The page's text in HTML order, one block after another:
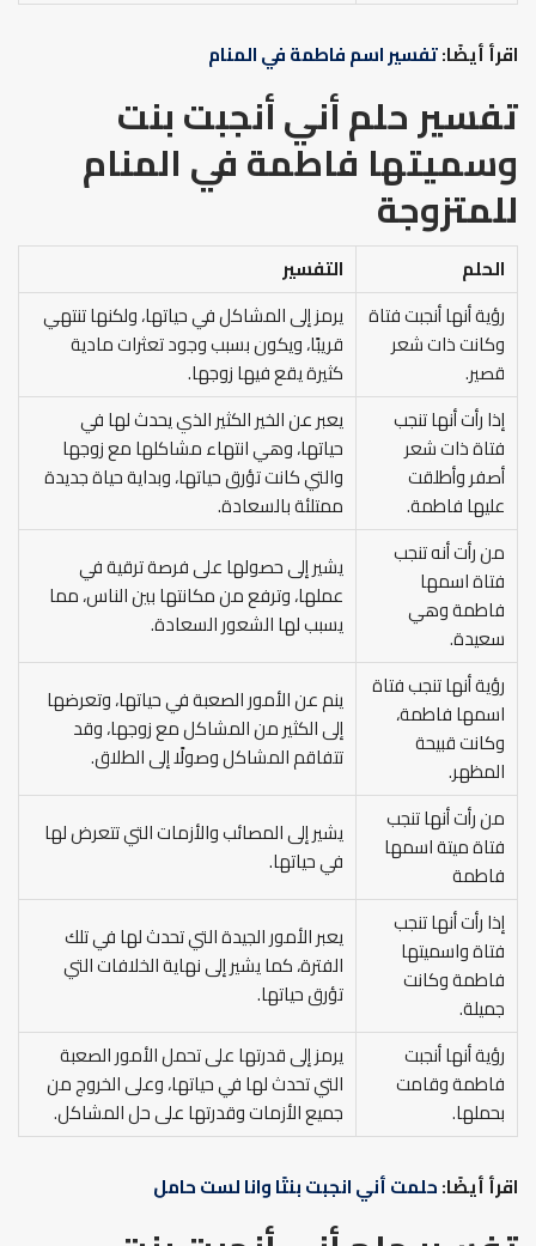
اقرأ أيضًا:تفسير اسم فاطمة في المنام
تفسير حلم أني أنجبت بنت
وسميتها فاطمة في المنام
للمتزوجة
الحلم
التفسير
رؤية أنها أنجبت فتاة
وكانت ذات شعر
قصير.
يرمز إلى المشاكل في حياتها، ولكنها تنتهي
قريبًا، ويكون بسبب وجود تعثرات مادية
كثيرة يقع فيها زوجها.
إذا رأت أنها تنجب
فتاة ذات شعر
أصفر وأطلقت
عليها فاطمة.
يعبر عن الخير الكثير الذي يحدث لها في
حياتها، وهي انتهاء مشاكلها مع زوجها
والتي كانت تؤرق حياتها، وبداية حياة جديدة
ممتلئة بالسعادة.
من رأت أنه تنجب
فتاة اسمها
فاطمة وهي
سعيدة.
يشير إلى حصولها على فرصة ترقية في
عملها، وترفع من مكانتها بين الناس، مما
يسبب لها الشعور السعادة.
رؤية أنها تنجب فتاة
اسمها فاطمة،
وكانت قبيحة
المظهر.
ينم عن الأمور الصعبة في حياتها، وتعرضها
إلى الكثير من المشاكل مع زوجها، وقد
تتفاقم المشاكل وصولًا إلى الطلاق.
من رأت أنها تنجب
فتاة ميتة اسمها
فاطمة
يشير إلى المصائب والأزمات التي تتعرض لها
في حياتها.
إذا رأت أنها تنجب
فتاة واسميتها
فاطمة وكانت
جميلة.
يعبر الأمور الجيدة التي تحدث لها في تلك
الفترة، كما يشير إلى نهاية الخلافات التي
تؤرق حياتها.
رؤية أنها أنجبت
فاطمة وقامت
بحملها.
يرمز إلى قدرتها على تحمل الأمور الصعبة
التي تحدث لها في حياتها، وعلى الخروج من
جميع الأزمات وقدرتها على حل المشاكل.
اقرأ أيضًا:حلمت أني انجبت بنتًا وانا لست حامل